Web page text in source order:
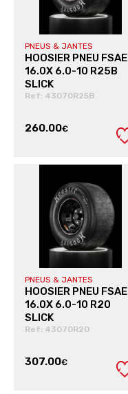
PNEUS & JANTES
HOOSIER PNEU FSAE
16.0X 6.0-10 R25B
SLICK
Ref: 43070R25B
260.00€
PNEUS & JANTES
HOOSIER PNEU FSAE
16.0X 6.0-10 R20
SLICK
Ref: 43070R20
307.00€